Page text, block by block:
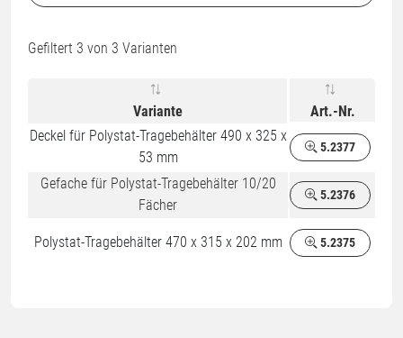
Gefiltert 3 von 3 Varianten
Variante
Art.-Nr.
Deckel für Polystat-Tragebehälter 490 x 325 x
53 mm
5.2377
Gefache für Polystat-Tragebehälter 10/20
Fächer
5.2376
Polystat-Tragebehälter 470 x 315 x 202 mm 5.2375